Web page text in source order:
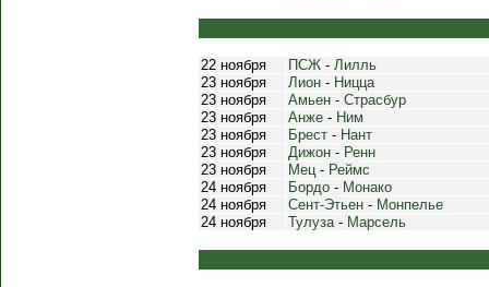
22 ноября ПСЖ - Лилль
23 ноября
Лион - Ницца
23 ноября
Амьен - Страсбур
23 ноября
Анже - Ним
23 ноября
Брест - Нант
23 ноября
Дижон - Ренн
23 ноября
Мец- Реймс
24 ноября
Бордо - Монако
24 ноября
Сент-Этьен - Монпелье
24 ноября
Тулуза- Марсель